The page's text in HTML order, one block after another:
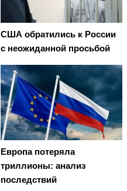
США обратились к России
с неожиданной просьбой
Европа потеряла
триллионы: анализ
последствий